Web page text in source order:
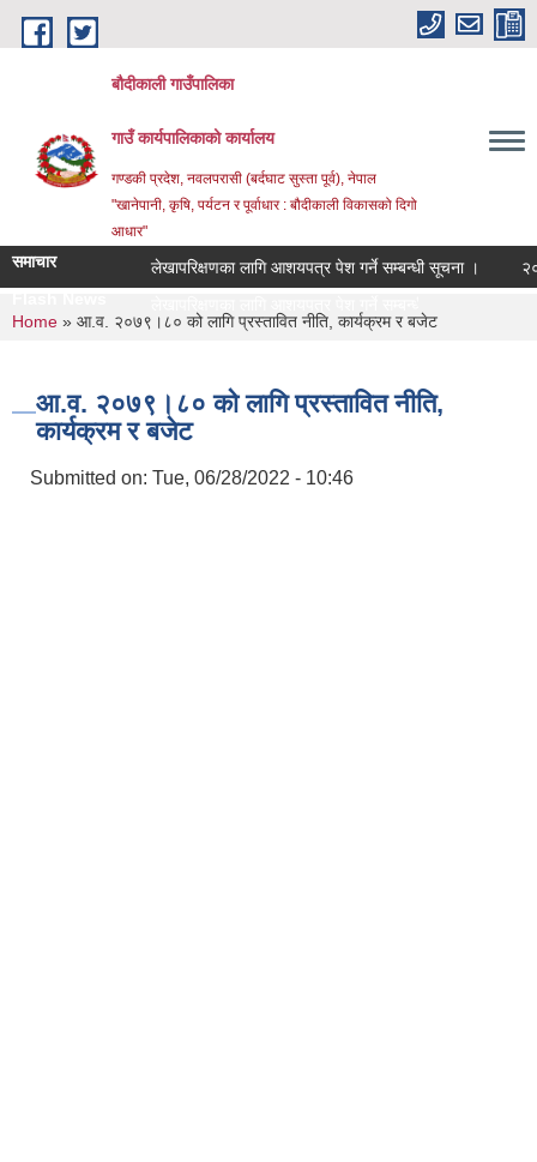
Skip to main content
बौदीकाली गाउँपालिका
गाउँ कार्यपालिकाको कार्यालय
गण्डकी प्रदेश, नवलपरासी (बर्दघाट सुस्ता पूर्व), नेपाल
"खानेपानी, कृषि, पर्यटन र पूर्वाधार : बौदीकाली विकासको दिगो
आधार"
समाचार लेखापरिक्षणका लागि आशयपत्र पेश गर्ने सम्बन्धी सूचना ।
२०८३
You are here
Home » आ.व. २०७९।८० को लागि प्रस्तावित नीति, कार्यक्रम र बजेट
आ.व. २०७९।८० को लागि प्रस्तावित नीति,
कार्यक्रम र बजेट
Submitted on: Tue, 06/28/2022 - 10:46